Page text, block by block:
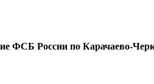
ФСБ России по Карачаево-